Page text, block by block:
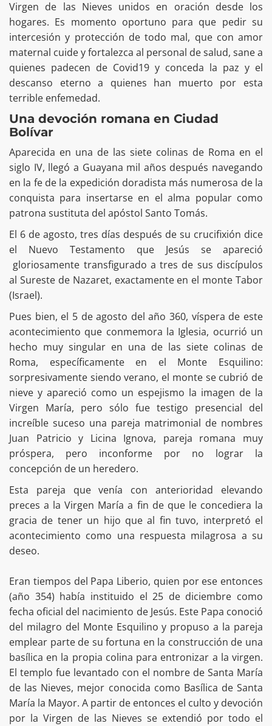
Virgen de las Nieves unidos en oración desde los
hogares. Es momento oportuno para que pedir su
intercesión y protección de todo mal, que con amor
maternal cuide y fortalezca al personal de salud, sane a
quienes padecen de Covid19 y conceda la paz y el
descanso eterno a quienes han muerto por esta
terrible enfemedad.
Una devoción romana en Ciudad
Bolívar
Aparecida en una de las siete colinas de Roma en el
siglo IV, llegó a Guayana mil años después navegando
en la fe de la expedición doradista más numerosa de la
conquista para insertarse en el alma popular como
patrona sustituta del apóstol Santo Tomás.
El 6 de agosto, tres días después de su crucifixión dice
el Nuevo Testamento que Jesús se apareció
gloriosamente transfigurado a tres de sus discípulos
al Sureste de Nazaret, exactamente en el monte Tabor
(Israel).
Pues bien, el 5 de agosto del año 360, víspera de este
acontecimiento que conmemora la Iglesia, ocurrió un
hecho muy singular en una de las siete colinas de
Roma, específicamente en el Monte Esquilino:
sorpresivamente siendo verano, el monte se cubrió de
nieve y apareció como un espejismo la imagen de la
Virgen María, pero sólo fue testigo presencial del
increíble suceso una pareja matrimonial de nombres
Juan Patricio y Licina Ignova, pareja romana muy
próspera, pero inconforme por no lograr la
concepción de un heredero.
Esta pareja que venía con anterioridad elevando
preces a la Virgen María a fin de que le concediera la
gracia de tener un hijo que al fin tuvo, interpretó el
acontecimiento como una respuesta milagrosa a su
deseo.
Eran tiempos del Papa Liberio, quien por ese entonces
(año 354) había instituido el 25 de diciembre como
fecha oficial del nacimiento de Jesús. Este Papa conoció
del milagro del Monte Esquilino y propuso a la pareja
emplear parte de su fortuna en la construcción de una
basílica en la propia colina para entronizar a la virgen.
El templo fue levantado con el nombre de Santa María
de las Nieves, mejor conocida como Basílica de Santa
María la Mayor. A partir de entonces el culto y devoción
por la Virgen de las Nieves se extendió por todo el